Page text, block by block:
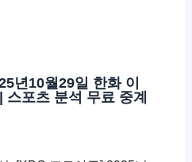
년10월29일 한화 이
포츠 분석 무료 중계